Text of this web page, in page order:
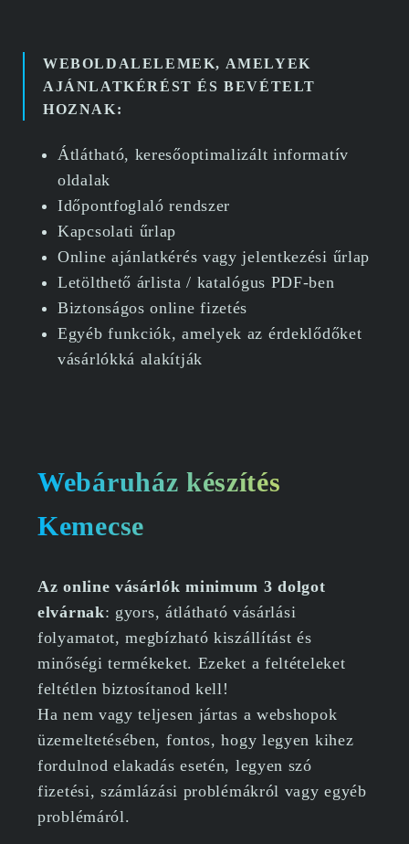
WEBOLDALELEMEK, AMELYEK
AJÁNLATKÉRÉST ÉS BEVÉTELT
HOZNAK:
Átlátható, keresőoptimalizált informatív
oldalak
Időpontfoglaló rendszer
Kapcsolati űrlap
Online ajánlatkérés vagy jelentkezési űrlap
Letölthető árlista / katalógus PDF-ben
Biztonságos online fizetés
Egyéb funkciók, amelyek az érdeklődőket
vásárlókká alakítják
Webáruház készítés
Kemecse
Az online vásárlók minimum 3 dolgot
elvárnak: gyors, átlátható vásárlási
folyamatot, megbízható kiszállítást és
minőségi termékeket. Ezeket a feltételeket
feltétlen biztosítanod kell!
Ha nem vagy teljesen jártas a webshopok
üzemeltetésében, fontos, hogy legyen kihez
fordulnod elakadás esetén, legyen szó
fizetési, számlázási problémákról vagy egyéb
problémáról.